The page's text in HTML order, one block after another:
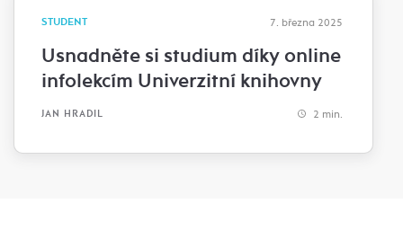
STUDENT 7. března 2025
Usnadněte si studium díky online
infolekcím Univerzitní knihovny
JAN HRADIL 2 min.